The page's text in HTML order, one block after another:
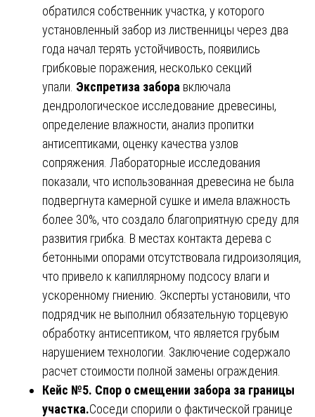
обратился собственник участка, у которого
установленный забор из лиственницы через два
года начал терять устойчивость, появились
грибковые поражения, несколько секций
упали. Экспретиза забора включала
дендрологическое исследование древесины,
определение влажности, анализ пропитки
антисептиками, оценку качества узлов
сопряжения. Лабораторные исследования
показали, что использованная древесина не была
подвергнута камерной сушке и имела влажность
более 30%, что создало благоприятную среду для
развития грибка. В местах контакта дерева с
бетонными опорами отсутствовала гидроизоляция,
что привело к капиллярному подсосу влаги и
ускоренному гниению. Эксперты установили, что
подрядчик не выполнил обязательную торцевую
обработку антисептиком, что является грубым
нарушением технологии. Заключение содержало
расчет стоимости полной замены ограждения.
Кейс №5. Спор о смещении забора за границы
участка.Соседи спорили о фактической границе